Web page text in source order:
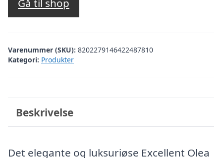
Gå til shop
Varenummer (SKU): 8202279146422487810
Kategori: Produkter
Beskrivelse
Det elegante og luksuriøse Excellent Olea